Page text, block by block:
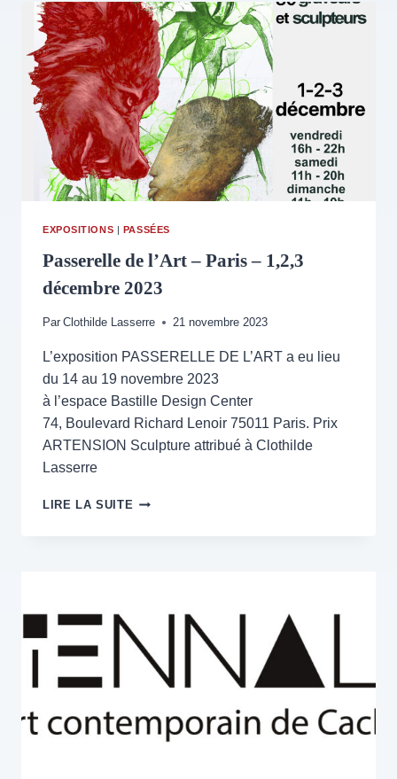
AVRIL
2026
–
À
L’ORANGERIE
DE
CACHAN
–
MON
EXPOSITION
EXPOSITIONS | PASSÉES
Passerelle de l’Art – Paris – 1,2,3
décembre 2023
Par Clothilde Lasserre 21 novembre 2023
L’exposition PASSERELLE DE L’ART a eu lieu
du 14 au 19 novembre 2023
à l’espace Bastille Design Center
74, Boulevard Richard Lenoir 75011 Paris. Prix
ARTENSION Sculpture attribué à Clothilde
Lasserre
LIRE LA SUITE PASSERELLE
DÉCEMBRE
2023